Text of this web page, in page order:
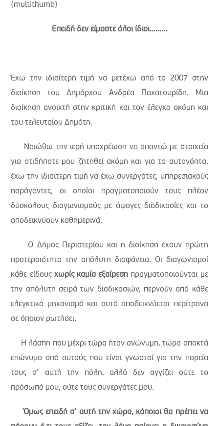
{multithumb}
Επειδή δεν είμαστε όλοι ίδιοι………
Έχω την ιδιαίτερη τιμή να μετέχω από το 2007 στην
διοίκηση του Δημάρχου Ανδρέα Παχατουρίδη. Μια
διοίκηση ανοιχτή στην κριτική και τον έλεγχο ακόμη και
του τελευταίου Δημότη.
Νοιώθω την ιερή υποχρέωση να απαντώ με στοιχεία
για οτιδήποτε μου ζητηθεί ακόμη και για τα αυτονόητα,
έχω την ιδιαίτερη τιμή να έχω συνεργάτες, υπηρεσιακούς
παράγοντες, οι οποίοι πραγματοποιούν τους πλέον
δύσκολους διαγωνισμούς με άψογες διαδικασίες και το
αποδεικνύουν καθημερινά.
Ο Δήμος Περιστερίου και η διοίκηση έχουν πρώτη
προτεραιότητα την απόλυτη διαφάνεια. Οι διαγωνισμοί
κάθε είδους χωρίς καμία εξαίρεση πραγματοποιούνται με
την απόλυτη σειρά των διαδικασιών, περνούν από κάθε
ελεγκτικό μηχανισμό και αυτό αποδεικνύεται περίτρανα
σε όποιον ρωτήσει.
Η λάσπη που μέχρι τώρα ήταν ανώνυμη, τώρα αποκτά
επώνυμο από αυτούς που είναι γνωστοί για την πορεία
τους σ’ αυτή την πόλη, αλλά δεν αγγίζει ούτε το
πρόσωπό μου, ούτε τους συνεργάτες μου.
Όμως επειδή σ’ αυτή την χώρα, κάποιοι θα πρέπει να